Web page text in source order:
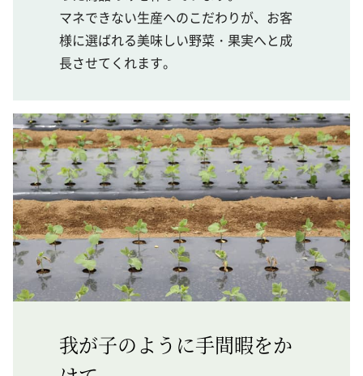
マネできない生産へのこだわりが、お客
様に選ばれる美味しい野菜・果実へと成
長させてくれます。
我が子のように手間暇をか